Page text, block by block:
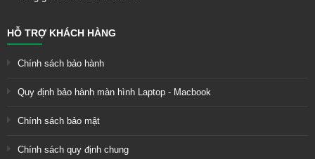
HỖ TRỢ KHÁCH HÀNG
Chính sách bảo hành
Quy định bảo hành màn hình Laptop - Macbook
Chính sách bảo mật
Chính sách quy định chung